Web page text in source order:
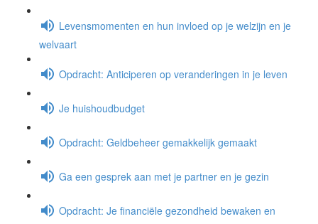
Levensmomenten en hun invloed op je welzijn en je
welvaart
Opdracht: Anticiperen op veranderingen in je leven
Je huishoudbudget
Opdracht: Geldbeheer gemakkelijk gemaakt
Ga een gesprek aan met je partner en je gezin
Opdracht: Je financiële gezondheid bewaken en